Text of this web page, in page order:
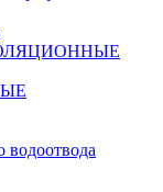
водоотвода